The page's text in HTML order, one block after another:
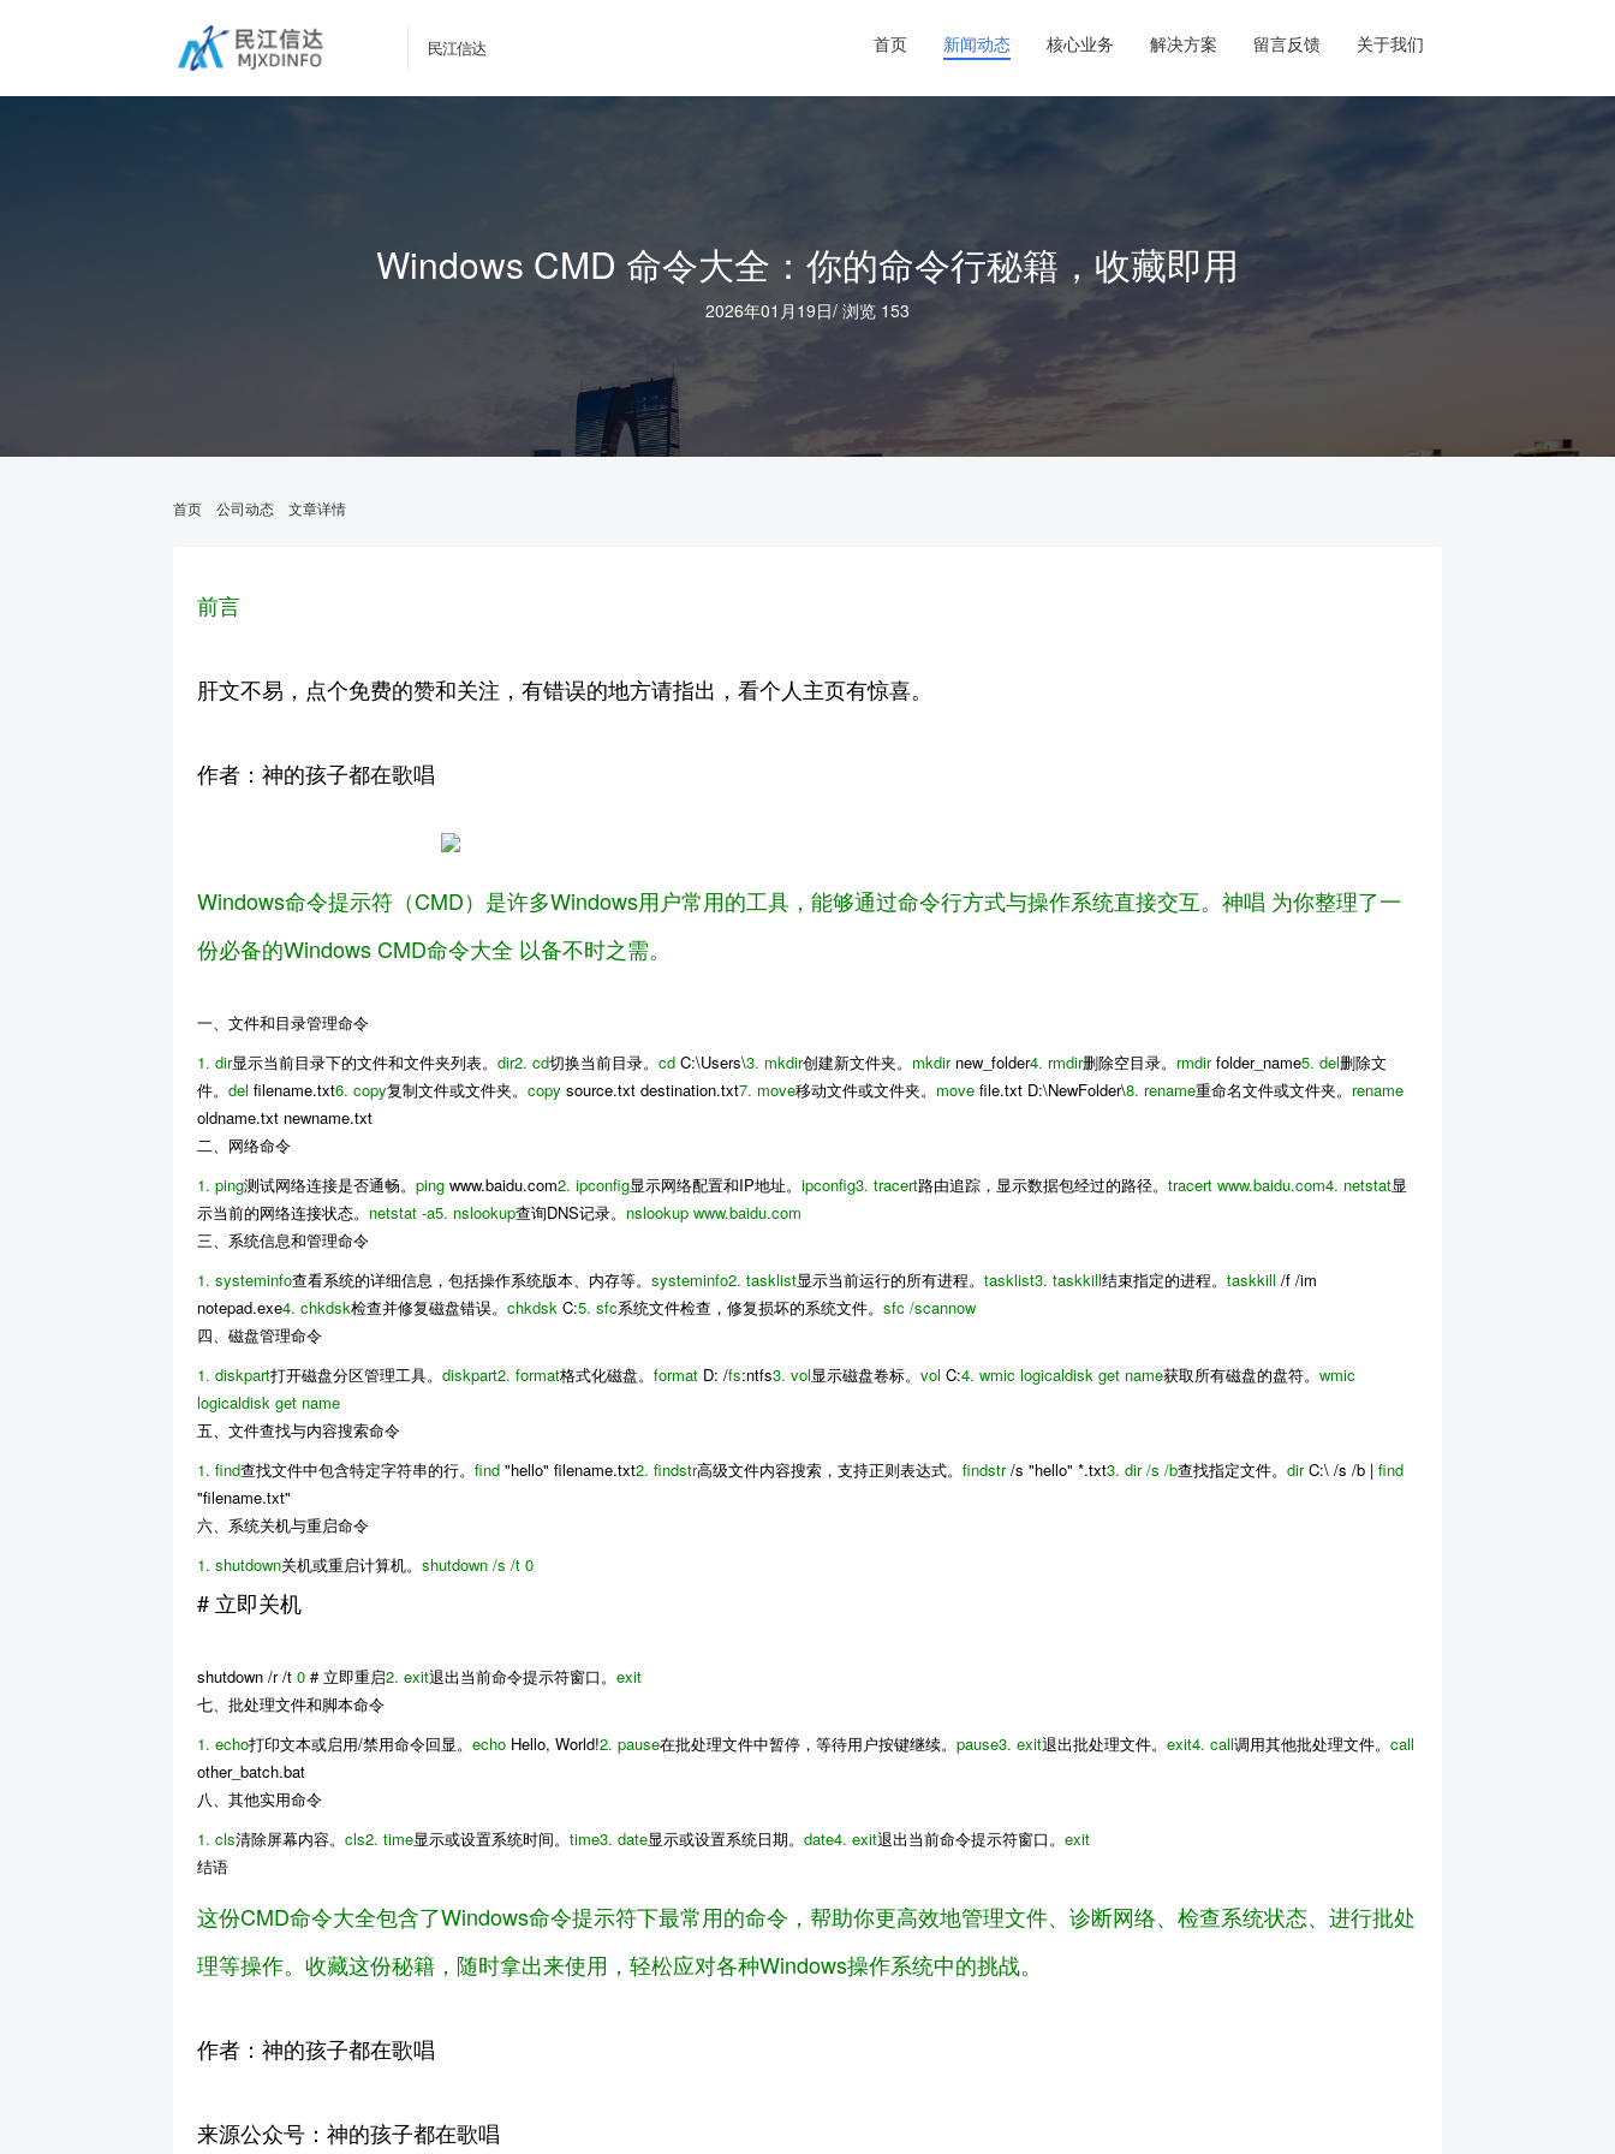
民江信达 首页 新闻动态 核心业务 解决方案 留言反馈 关于我们
Windows CMD 命令大全：你的命令行秘籍，收藏即用
2026年01月19日/ 浏览 153
首页 公司动态 文章详情
前言
肝文不易，点个免费的赞和关注，有错误的地方请指出，看个人主页有惊喜。
作者：神的孩子都在歌唱
Windows命令提示符（CMD）是许多Windows用户常用的工具，能够通过命令行方式与操作系统直接交互。神唱 为你整理了一
份必备的Windows CMD命令大全 以备不时之需。
一、文件和目录管理命令
1.dir显示当前目录下的文件和文件夹列表。dir2.cd切换当前目录。cd C:\Users\3. mkdir创建新文件夹。 mkdirnew_folder4. rmdir删除空目录。 rmdirfolder_name5.del删除文
件。del filename.txt6.copy复制文件或文件夹。copy source.txt destination.txt7. move移动文件或文件夹。 move file.txt D:\NewFolder\8. rename重命名文件或文件夹。 rename
oldname.txt newname.txt
二、网络命令
1.ping测试网络连接是否通畅。ping www.baidu.com2.ipconfig显示网络配置和IP地址。ipconfig3.tracert路由追踪，显示数据包经过的路径。tracert www.baidu.com4. netstat显
示当前的网络连接状态。 netstat -a5. nslookup查询DNS记录。 nslookup www.baidu.com
三、系统信息和管理命令
1.systeminfo查看系统的详细信息，包括操作系统版本、内存等。systeminfo2.tasklist显示当前运行的所有进程。tasklist3.taskkill结束指定的进程。taskkill /f /im
notepad.exe4.chkdsk检查并修复磁盘错误。chkdsk C:5.sfc系统文件检查，修复损坏的系统文件。sfc /scannow
四、磁盘管理命令
1.diskpart打开磁盘分区管理工具。diskpart2.format格式化磁盘。format D: /fs:ntfs3.vol显示磁盘卷标。vol C:4.wmic logicaldisk get name获取所有磁盘的盘符。wmic
logicaldisk get name
五、文件查找与内容搜索命令
1.find查找文件中包含特定字符串的行。find "hello" filename.txt2.findstr高级文件内容搜索，支持正则表达式。findstr/s "hello" *.txt3.dir /s /b查找指定文件。dirC:\ /s /b |find
"filename.txt"
六、系统关机与重启命令
1.shutdown关机或重启计算机。shutdown /s /t0
# 立即关机
shutdown /r /t0 # 立即重启2.exit退出当前命令提示符窗口。exit
七、批处理文件和脚本命令
1.echo打印文本或启用/禁用命令回显。echo Hello, World!2.pause在批处理文件中暂停，等待用户按键继续。pause3.exit退出批处理文件。exit4.call调用其他批处理文件。call
other_batch.bat
八、其他实用命令
1.cls清除屏幕内容。cls2.time显示或设置系统时间。time3.date显示或设置系统日期。date4.exit退出当前命令提示符窗口。exit
结语
这份CMD命令大全包含了Windows命令提示符下最常用的命令，帮助你更高效地管理文件、诊断网络、检查系统状态、进行批处
理等操作。收藏这份秘籍，随时拿出来使用，轻松应对各种Windows操作系统中的挑战。
作者：神的孩子都在歌唱
来源公众号：神的孩子都在歌唱